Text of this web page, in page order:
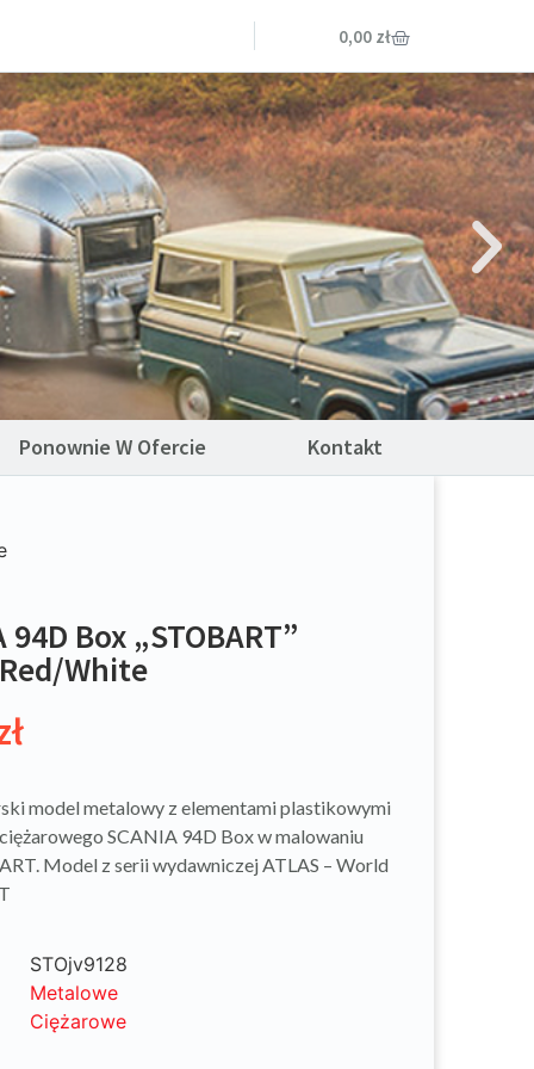
0,00 zł
Ponownie W Ofercie Kontakt
94D Box „STOBART”
White
model metalowy z elementami plastikowymi
SCANIA 94D Box w malowaniu
Model z serii wydawniczej ATLAS – World
STOjv9128
Metalowe
Ciężarowe